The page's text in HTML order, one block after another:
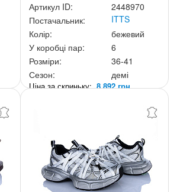
Артикул ID:
2448970
Постачальник:
ITTS
Колір:
бежевий
У коробці пар:
6
Розміри:
36-41
Сезон:
демі
Ціна за скриньку:8 892 грн.